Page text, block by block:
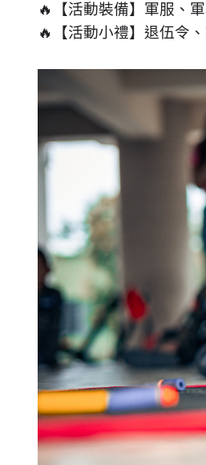
🔥【活動裝備】軍服、
🔥【活動小禮】退伍令